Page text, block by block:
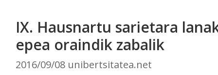
IX. Hausnartu sarietara
epea oraindik zabalik
2016/09/08 unibertsitatea.net